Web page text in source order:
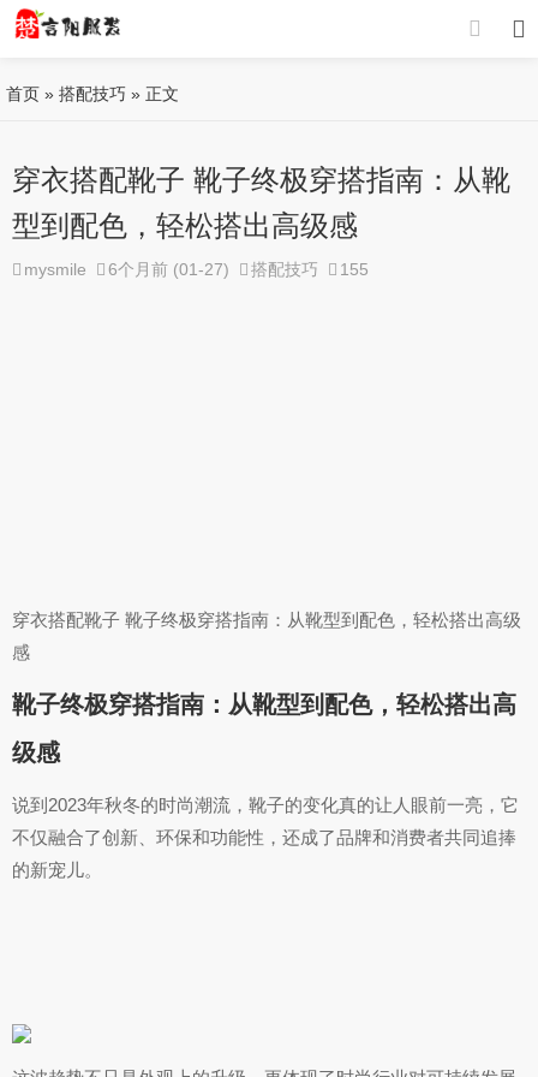
首页 » 搭配技巧 » 正文
穿衣搭配靴子 靴子终极穿搭指南：从靴
型到配色，轻松搭出高级感
mysmile 6个月前 (01-27) 搭配技巧 155
穿衣搭配靴子 靴子终极穿搭指南：从靴型到配色，轻松搭出高级
感
靴子终极穿搭指南：从靴型到配色，轻松搭出高
级感
说到2023年秋冬的时尚潮流，靴子的变化真的让人眼前一亮，它
不仅融合了创新、环保和功能性，还成了品牌和消费者共同追捧
的新宠儿。